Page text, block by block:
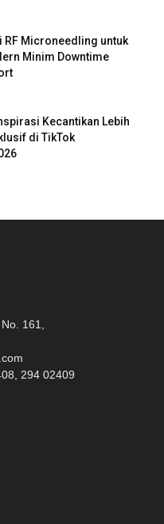
RF Microneedling untuk
Minim Downtime
Kecantikan Lebih
di TikTok
161,
294 02409